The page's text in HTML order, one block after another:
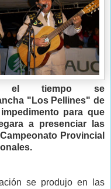
el tiempo se
"Los Pellines" de
para que
a presenciar las
Provincial
se produjo en las